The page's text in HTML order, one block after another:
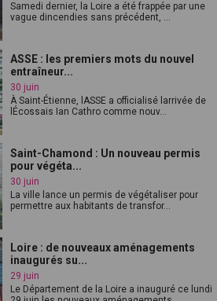
Samedi dernier, la Loire a été frappée par une
vague dincendies sans précédent, ...
ASSE : les premiers mots du nouvel
entraîneur...
30 juin
À Saint-Étienne, lASSE a officialisé larrivée de
lÉcossais Ian Cathro comme nouv...
Saint-Chamond : Un nouveau permis
pour végéta...
30 juin
La ville lance un permis de végétaliser pour
permettre aux habitants de transfor...
Loire : de nouveaux aménagements
inaugurés su...
29 juin
Le Département de la Loire a inauguré ce lundi